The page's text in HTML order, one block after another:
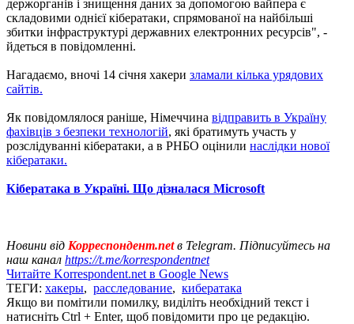
держорганів і знищення даних за допомогою вайпера є
складовими однієї кібератаки, спрямованої на найбільші
збитки інфраструктурі державних електронних ресурсів", -
йдеться в повідомленні.
Нагадаємо, вночі 14 січня хакери зламали кілька урядових
сайтів.
Як повідомлялося раніше, Німеччина відправить в Україну
фахівців з безпеки технологій, які братимуть участь у
розслідуванні кібератаки, а в РНБО оцінили наслідки нової
кібератаки.
Кібератака в Україні. Що дізналася Microsoft
Новини від Корреспондент.netв Telegram. Підписуйтесь на
наш канал https://t.me/korrespondentnet
Читайте Korrespondent.net в Google News
ТЕГИ: хакеры, расследование, кибератака
Якщо ви помітили помилку, виділіть необхідний текст і
натисніть Ctrl + Enter, щоб повідомити про це редакцію.